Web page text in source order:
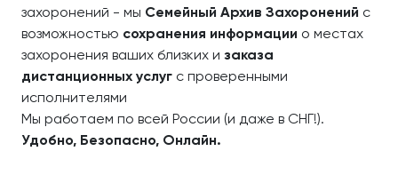
захоронений - мы Семейный Архив Захоронений с
возможностью сохранения информации о местах
захоронения ваших близких и заказа
дистанционных услуг с проверенными
исполнителями
Мы работаем по всей России (и даже в СНГ!).
Удобно, Безопасно, Онлайн.